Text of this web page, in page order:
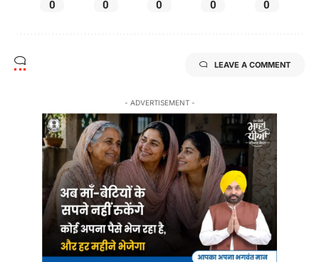
0 0 0 0 0
LEAVE A COMMENT
- ADVERTISEMENT -